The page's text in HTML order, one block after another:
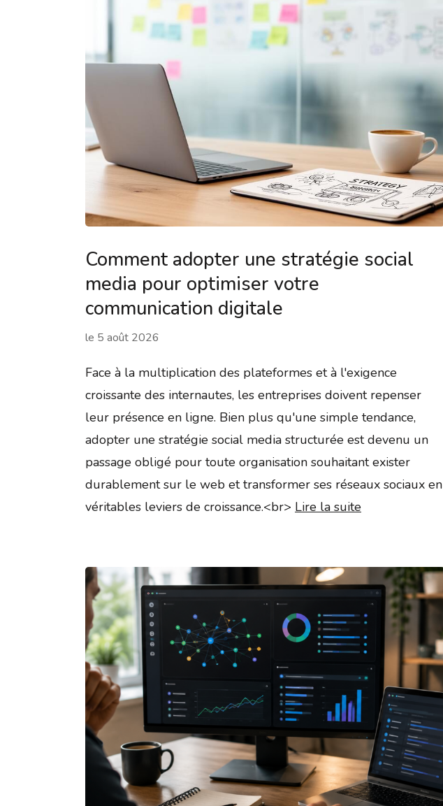
Comment adopter une stratégie social
media pour optimiser votre
communication digitale
le 5 août 2026
Face à la multiplication des plateformes et à l'exigence
croissante des internautes, les entreprises doivent repenser
leur présence en ligne. Bien plus qu'une simple tendance,
adopter une stratégie social media structurée est devenu un
passage obligé pour toute organisation souhaitant exister
durablement sur le web et transformer ses réseaux sociaux en
véritables leviers de croissance.<br> Lire la suite